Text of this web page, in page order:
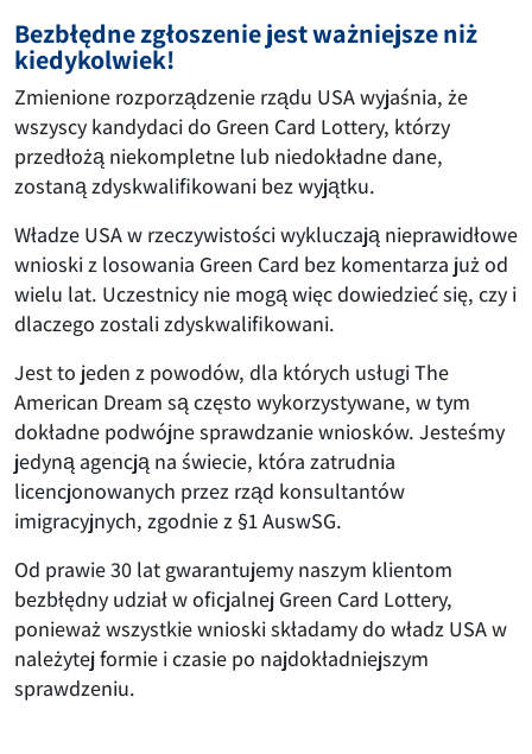
Bezbłędne zgłoszenie jest ważniejsze niż
kiedykolwiek!
Zmienione rozporządzenie rządu USA wyjaśnia, że
wszyscy kandydaci do Green Card Lottery, którzy
przedłożą niekompletne lub niedokładne dane,
zostaną zdyskwalifikowani bez wyjątku.
Władze USA w rzeczywistości wykluczają nieprawidłowe
wnioski z losowania Green Card bez komentarza już od
wielu lat. Uczestnicy nie mogą więc dowiedzieć się, czy i
dlaczego zostali zdyskwalifikowani.
Jest to jeden z powodów, dla których usługi The
American Dream są często wykorzystywane, w tym
dokładne podwójne sprawdzanie wniosków. Jesteśmy
jedyną agencją na świecie, która zatrudnia
licencjonowanych przez rząd konsultantów
imigracyjnych, zgodnie z §1 AuswSG.
Od prawie 30 lat gwarantujemy naszym klientom
bezbłędny udział w oficjalnej Green Card Lottery,
ponieważ wszystkie wnioski składamy do władz USA w
należytej formie i czasie po najdokładniejszym
sprawdzeniu.